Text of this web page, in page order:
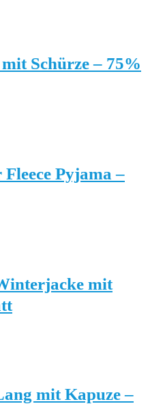
Schürze – 75%
Pyjama –
mit
mit Kapuze –